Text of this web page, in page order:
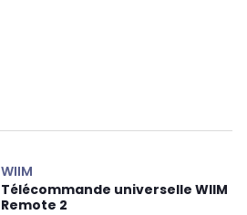
WIIM
Télécommande universelle WIIM
Remote 2